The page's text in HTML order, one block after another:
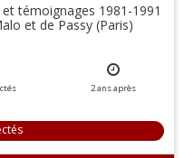
témoignages 1981-1991
et de Passy (Paris)
2ansaprès